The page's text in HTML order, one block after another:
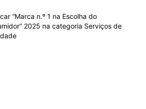
“Marca n.º 1 na Escolha do
2025 na categoria Serviços de